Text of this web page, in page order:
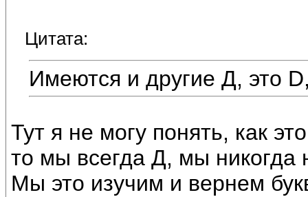
Цитата:
Имеются и другие Д, это
Тут я не могу понять, как
то мы всегда Д, мы
Мы это изучим и вернем